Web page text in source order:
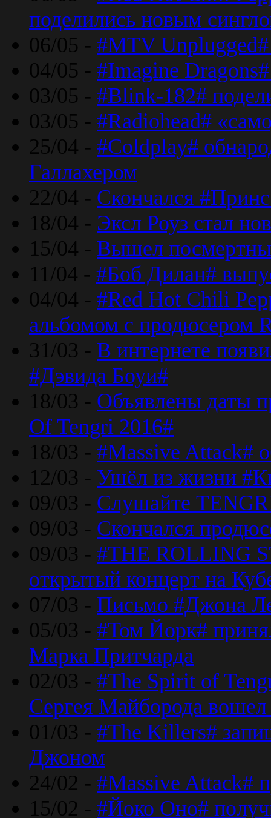
поделились новым
06/05 - #MTV Unplugged#
04/05 - #Imagine
03/05 - #Blink-182#
03/05 - #Radiohead#
25/04 - #Coldplay#
Галлахером
22/04 - Скончался
18/04 - Эксл Роуз стал
15/04 - Вышел
11/04 - #Боб Дилан#
04/04 - #Red Hot Chili
альбомом с продюсером
31/03 - В интернете
#Дэвида Боуи#
18/03 - Объявлены даты
Of Tengri 2016#
18/03 - #Massive Attack#
12/03 - Ушёл из жизни
09/03 - Слушайте
09/03 - Скончался
09/03 - #THE ROLLING
открытый концерт на
07/03 - Письмо #Джона
05/03 - #Том Йорк#
Марка Притчарда
02/03 - #The Spirit of
Сергея Майборода
01/03 - #The Killers#
Джоном
24/02 - #Massive Attack#
15/02 - #Йоко Оно#